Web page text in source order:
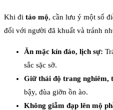
Khi đi tảo mộ, cần lưu ý một số
đối với người đã khuất và tránh
Ăn mặc kín đáo, lịch sự:
sắc sặc sỡ.
Giữ thái độ trang nghiêm,
bậy, đùa giỡn ồn ào.
Không giẫm đạp lên mộ